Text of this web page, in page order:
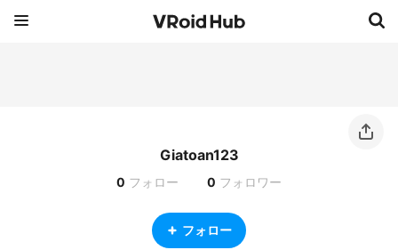
Giatoan123
0 フォロー 0 フォロワー
フォロー